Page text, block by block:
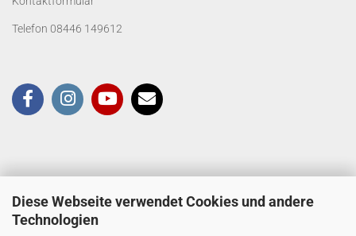
Diese Webseite verwendet Cookies und andere
Technologien
Telefon 08446 149612